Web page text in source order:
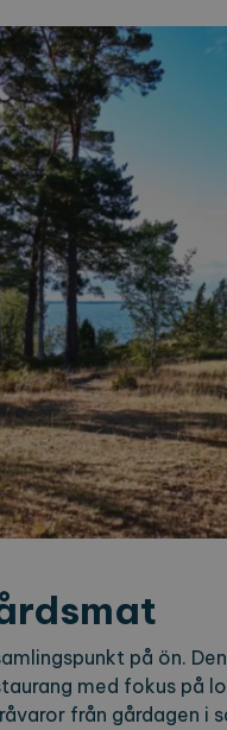
på ön.
med fokus på
från gårdagen i